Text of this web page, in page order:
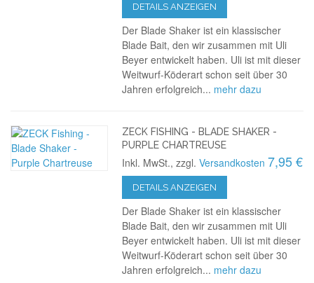
DETAILS ANZEIGEN
Der Blade Shaker ist ein klassischer
Blade Bait, den wir zusammen mit Uli
Beyer entwickelt haben. Uli ist mit dieser
Weitwurf-Köderart schon seit über 30
Jahren erfolgreich... mehr dazu
ZECK FISHING - BLADE SHAKER -
PURPLE CHARTREUSE
Inkl. MwSt., zzgl.Versandkosten 7,95 €
DETAILS ANZEIGEN
Der Blade Shaker ist ein klassischer
Blade Bait, den wir zusammen mit Uli
Beyer entwickelt haben. Uli ist mit dieser
Weitwurf-Köderart schon seit über 30
Jahren erfolgreich... mehr dazu